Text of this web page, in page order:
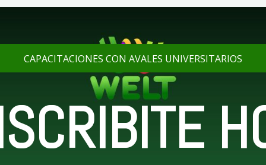
CAPACITACIONES CON AVALES UNIVERSITARIOS